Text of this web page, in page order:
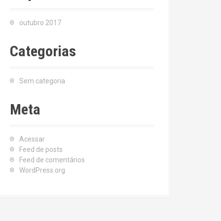
outubro 2017
Categorias
Sem categoria
Meta
Acessar
Feed de posts
Feed de comentários
WordPress.org